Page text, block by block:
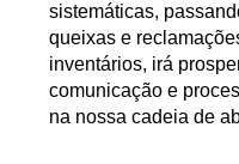
sistemáticas,
queixas e
inventários, irá
comunicação e
na nossa cadeia de